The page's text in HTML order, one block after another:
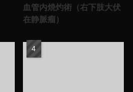
血管内焼灼術（右下肢大伏
在静脈瘤）